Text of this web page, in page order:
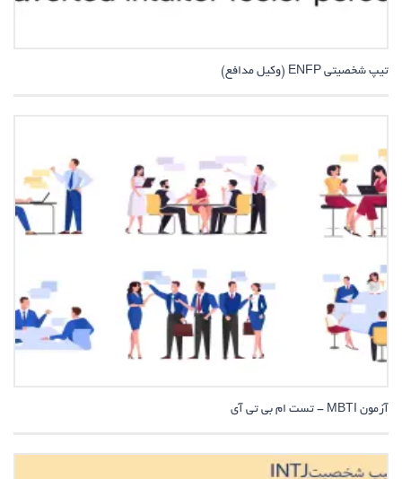
تیپ شخصیتی ENFP (وکیل مدافع)
آزمون MBTI - تست ام بی تی آی